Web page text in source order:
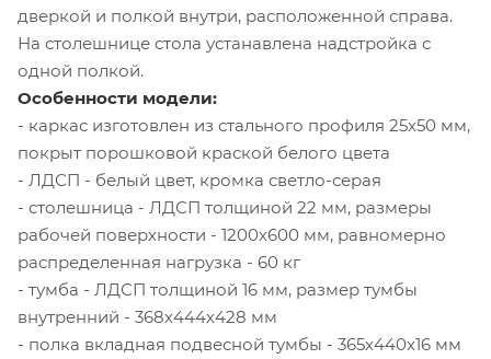
дверкой и полкой внутри, расположенной справа.
На столешнице стола устанавлена надстройка с
одной полкой.
Особенности модели:
- каркас изготовлен из стального профиля 25х50 мм,
покрыт порошковой краской белого цвета
- ЛДСП - белый цвет, кромка светло-серая
- столешница - ЛДСП толщиной 22 мм, размеры
рабочей поверхности - 1200х600 мм, равномерно
распределенная нагрузка - 60 кг
- тумба - ЛДСП толщиной 16 мм, размер тумбы
внутренний - 368х444х428 мм
- полка вкладная подвесной тумбы - 365х440х16 мм